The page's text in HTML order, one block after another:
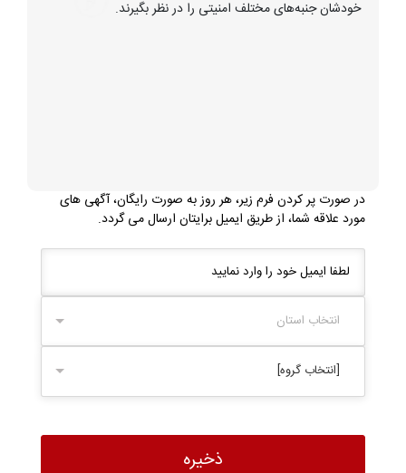
خودشان جنبه‌های مختلف امنیتی را در نظر بگیرند.
در صورت پر کردن فرم زیر، هر روز به صورت رایگان، آگهی های
مورد علاقه شما، از طریق ایمیل برایتان ارسال می گردد.
انتخاب استان
[انتخاب گروه]